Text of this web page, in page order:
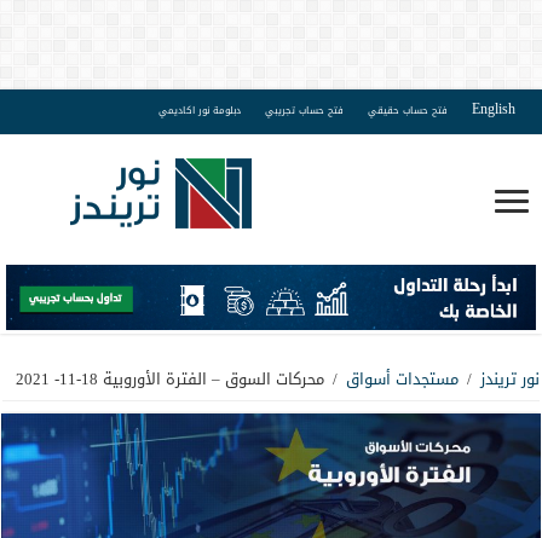
English فتح حساب حقيقي فتح حساب تجريبي دبلومة نور اكاديمي
نور تريندز / مستجدات أسواق / محركات السوق – الفترة الأوروبية 18-11- 2021